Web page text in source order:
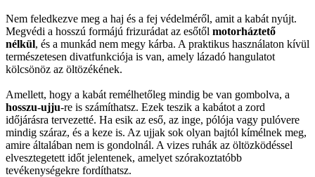
Nem feledkezve meg a haj és a fej védelméről, amit a kabát nyújt.
Megvédi a hosszú formájú frizurádat az esőtől motorháztető
nélkül, és a munkád nem megy kárba. A praktikus használaton kívül
természetesen divatfunkciója is van, amely lázadó hangulatot
kölcsönöz az öltözékének.
Amellett, hogy a kabát remélhetőleg mindig be van gombolva, a
hosszu-ujju-re is számíthatsz. Ezek teszik a kabátot a zord
időjárásra tervezetté. Ha esik az eső, az inge, pólója vagy pulóvere
mindig száraz, és a keze is. Az ujjak sok olyan bajtól kímélnek meg,
amire általában nem is gondolnál. A vizes ruhák az öltözködéssel
elvesztegetett időt jelentenek, amelyet szórakoztatóbb
tevékenységekre fordíthatsz.